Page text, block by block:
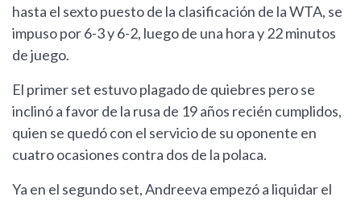
hasta el sexto puesto de la clasificación de la WTA, se
impuso por 6-3 y 6-2, luego de una hora y 22 minutos
de juego.
El primer set estuvo plagado de quiebres pero se
inclinó a favor de la rusa de 19 años recién cumplidos,
quien se quedó con el servicio de su oponente en
cuatro ocasiones contra dos de la polaca.
Ya en el segundo set, Andreeva empezó a liquidar el